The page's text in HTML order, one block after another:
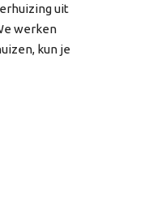
uit
werken
kun je